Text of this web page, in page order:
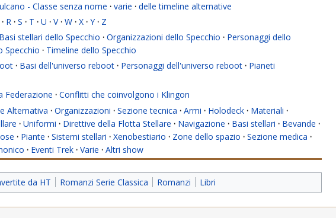
- Classe senza nome · varie · delle timeline alternative
· R · S · T · U · V · W · X · Y · Z
Basi stellari dello Specchio · Organizzazioni dello Specchio · Personaggi dello
Specchio · Timeline dello Specchio
· Basi dell'universo reboot · Personaggi dell'universo reboot · Pianeti
Federazione · Conflitti che coinvolgono i Klingon
Alternativa · Organizzazioni · Sezione tecnica · Armi · Holodeck · Materiali ·
· Uniformi · Direttive della Flotta Stellare · Navigazione · Basi stellari · Bevande ·
· Piante · Sistemi stellari · Xenobestiario · Zone dello spazio · Sezione medica ·
· Eventi Trek · Varie · Altri show
da HT Romanzi Serie Classica Romanzi Libri